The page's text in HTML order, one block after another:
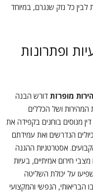
כל נזק שנגרם, במיוחד
ופתרונות
מופרזת דורש הבנה
ושל הכללים
מנוסים בוחנים בקפידה את
הנדרשים ואת עמידתם
אסטרטגיות ההגנה
חירום אמיתיים, בעיות
על יכולת השליטה
הבריאותי, הנפשי והמקצועי